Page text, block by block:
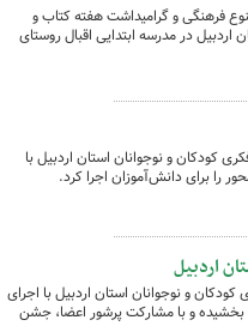
فرهنگی و گرامیداشت هفته کتاب و
در مدرسه ابتدایی اقبال روستای
کودکان و نوجوانان استان اردبیل با
را برای دانش‌آموزان اجرا کرد.
اردبیل
و نوجوانان استان اردبیل با اجرای
بخشیده و با مشارکت پرشور اعضا، جشن